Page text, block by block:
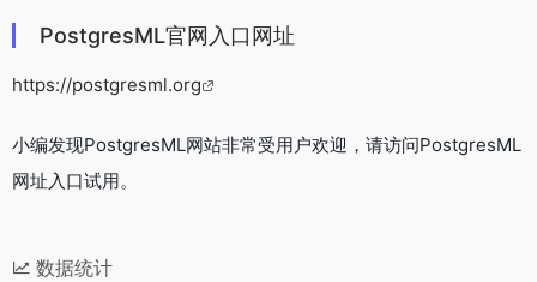
PostgresML官网入口网址
https://postgresml.org
小编发现PostgresML网站非常受用户欢迎，请访问PostgresML
网址入口试用。
数据统计